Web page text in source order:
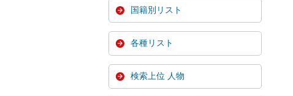
国籍別リスト
各種リスト
検索上位 人物